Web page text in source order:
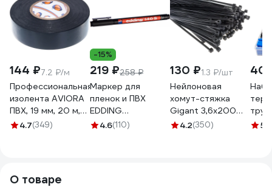
144 ₽7.2 ₽/м
Профессиональная
изолента AVIORA
ПВХ, 19 мм, 20 м,
черная 305-030
4.7(349)
-15%
219 ₽258 ₽
Маркер для
пленок и ПВХ
EDDING
permanent 0.3мм
4.6(110)
130 ₽1.3 ₽/шт
Нейлоновая
хомут-стяжка
Gigant 3,6х200
черный, 100 шт
4.2(350)
шт,
5
О товаре